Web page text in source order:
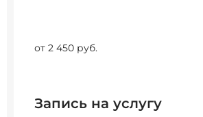
от 2 450 руб.
Запись на услугу